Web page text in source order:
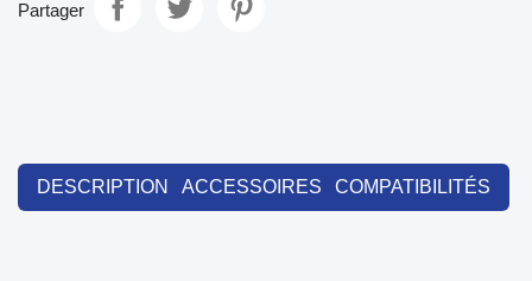
Partager
DESCRIPTION ACCESSOIRES COMPATIBILITÉS